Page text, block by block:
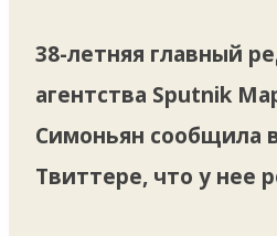
38-летняя главный
агентства Sputnik
Симоньян сообщила
Твиттере, что у нее